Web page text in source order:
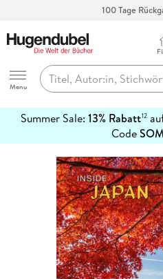
100 Tage
Hugendubel
Menu
Summer Sale: 13% Rabatt12
Code
erfahren